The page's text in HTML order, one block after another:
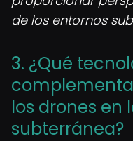
de los entornos
3. ¿Qué
los drones en
subterránea?